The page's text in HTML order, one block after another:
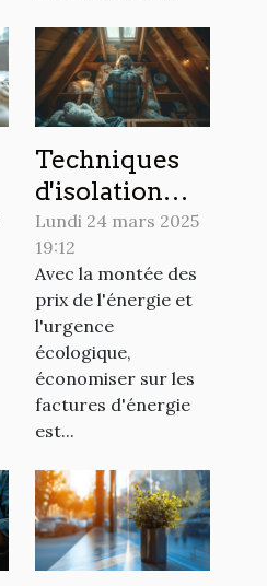
Techniques
d'isolation
thermique
faciles pour
économiser
sur les
factures
d'énergie
Lundi 24 mars 2025
19:12
Avec la montée des
prix de l'énergie et
l'urgence
écologique,
économiser sur les
factures d'énergie
est...